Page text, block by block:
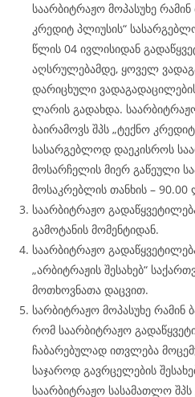
საარბიტრაჟო მოპასუხე
კრედიტ პლიუსის“
წლის 04 ივლისიდან
აღსრულებამდე, ყოველ
დარიცხული
ლარის გადახდა.
ბაირამოვს შპს „ტექნო
სასარგებლოდ დაეკისროს
მოსარჩელის მიერ გაწეული
მოსაკრებლის თანხის –
საარბიტრაჟო
გამოტანის მომენტიდან.
საარბიტრაჟო
„არბიტრაჟის შესახებ“
მოთხოვნათა დაცვით.
სარბიტრაჟო მოპასუხე რამინ
რომ საარბიტრაჟო
ჩაბარებულად ითვლება
საჯაროდ გავრცელების
საარბიტრაჟო სასამათლო